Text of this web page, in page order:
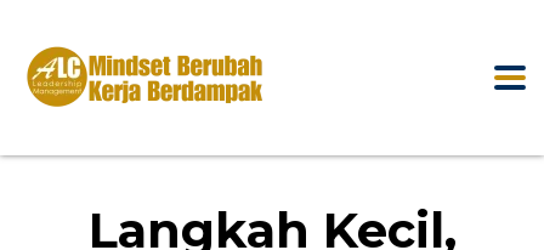
Langkah Kecil,